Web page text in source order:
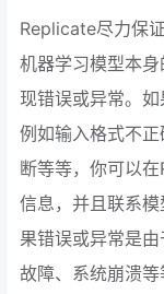
Replicate尽力保
机器学习模型本
现错误或异常。如
例如输入格式不
断等等，你可以
信息，并且联系
果错误或异常是
故障、系统崩溃